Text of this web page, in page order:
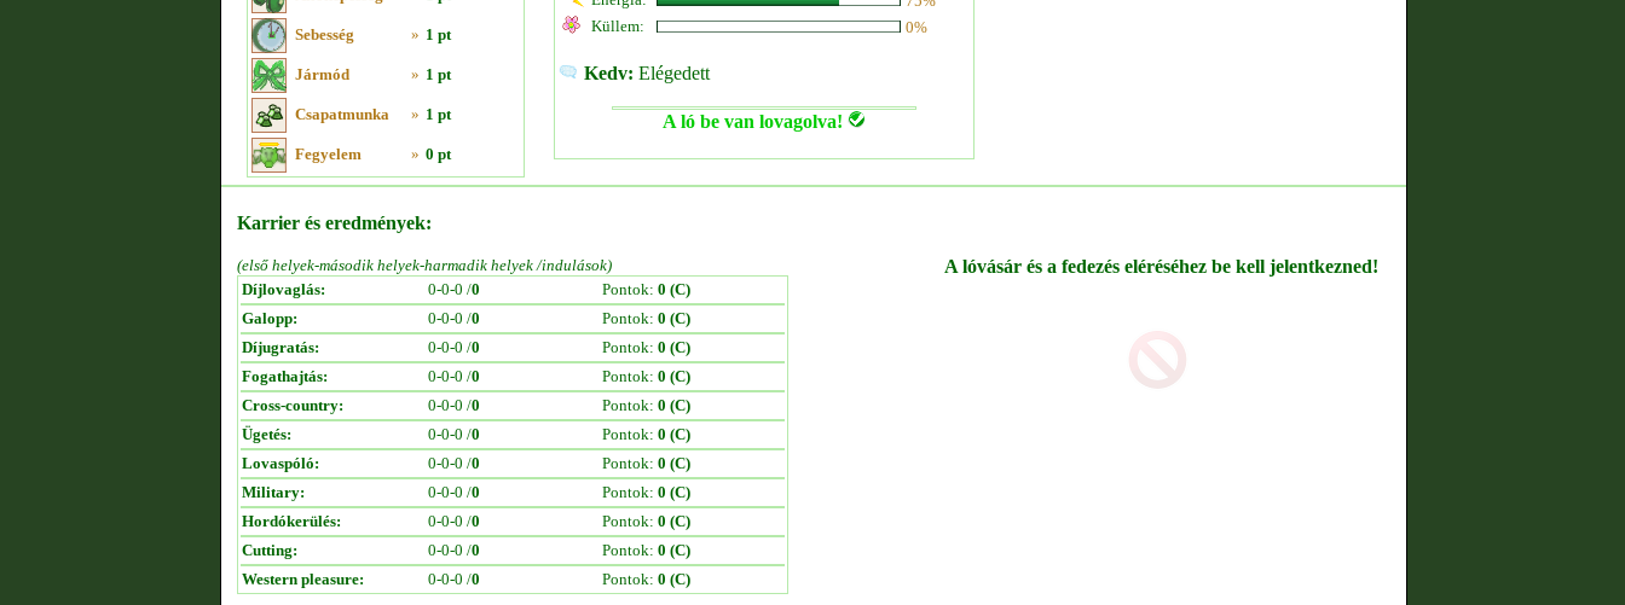
Sebesség » 1 pt
Jármód » 1 pt
Csapatmunka » 1 pt
Fegyelem » 0 pt
Küllem:
0%
Kedv: Elégedett
A ló be van lovagolva!
Karrier és eredmények:
(első helyek-második helyek-harmadik helyek /indulások)
Díjlovaglás:
0-0-0 /0 Pontok: 0 (C)
Galopp:
0-0-0 /0 Pontok: 0 (C)
Díjugratás:
0-0-0 /0 Pontok: 0 (C)
Fogathajtás:
0-0-0 /0 Pontok: 0 (C)
Cross-country:
0-0-0 /0 Pontok: 0 (C)
Ügetés:
0-0-0 /0 Pontok: 0 (C)
Lovaspóló:
0-0-0 /0 Pontok: 0 (C)
Military:
0-0-0 /0 Pontok: 0 (C)
Hordókerülés:
0-0-0 /0 Pontok: 0 (C)
Cutting:
0-0-0 /0 Pontok: 0 (C)
Western pleasure:
0-0-0 /0 Pontok: 0 (C)
A lóvásár és a fedezés eléréséhez be kell jelentkezned!